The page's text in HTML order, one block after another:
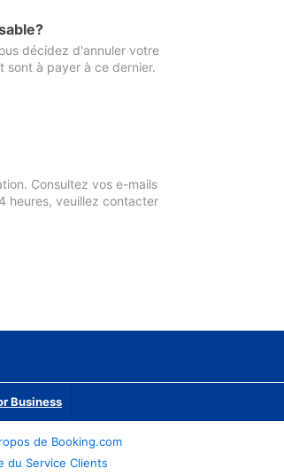
décidez d'annuler votre
sont à payer à ce dernier.
Consultez vos e-mails
heures, veuillez contacter
Business
de Booking.com
du Service Clients